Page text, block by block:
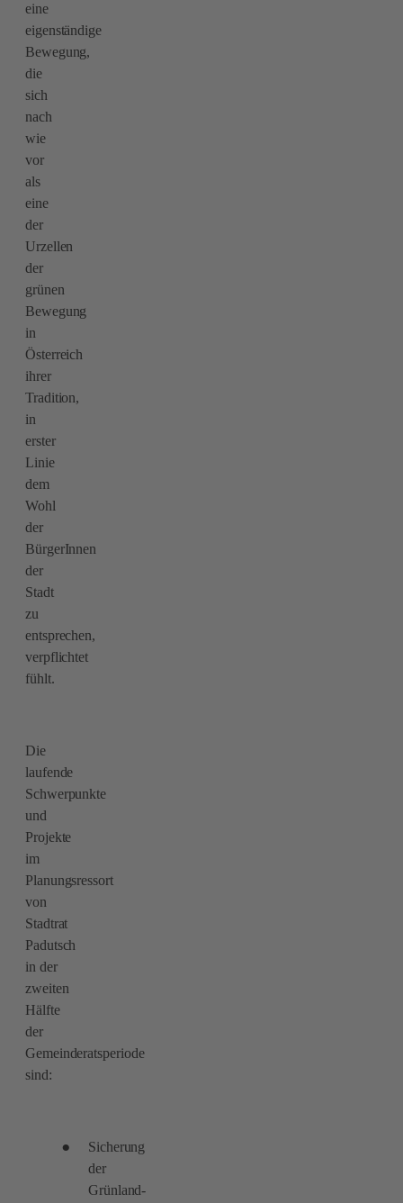
eine
eigenständige
Bewegung,
die
sich
nach
wie
vor
als
eine
der
Urzellen
der
grünen
Bewegung
in
Österreich
ihrer
Tradition,
in
erster
Linie
dem
Wohl
der
BürgerInnen
der
Stadt
zu
entsprechen,
verpflichtet
fühlt.
Die
laufende
Schwerpunkte
und
Projekte
im
Planungsressort
von
Stadtrat
Padutsch
in der
zweiten
Hälfte
der
Gemeinderatsperiode
sind:
Sicherung
der
Grünland-